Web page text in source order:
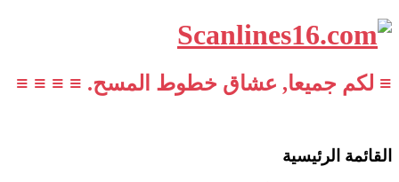
≡ لكم جميعا, عشاق خطوط المسح. ≡ ≡ ≡ ≡
القائمة الرئيسية